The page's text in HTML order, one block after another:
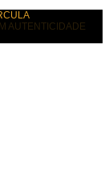
AUTENTICIDADE